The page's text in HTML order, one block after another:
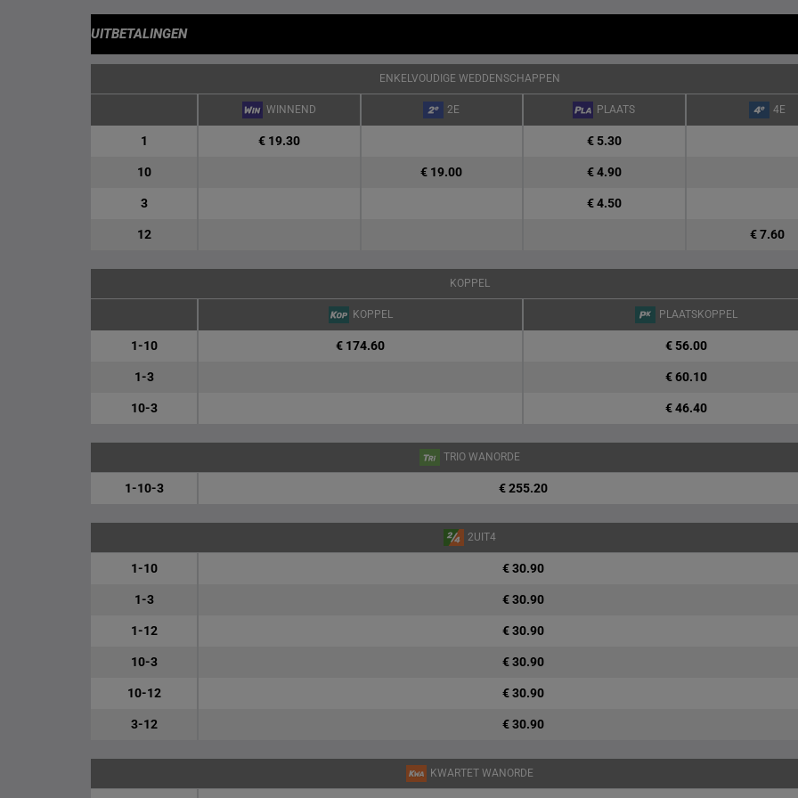
UITBETALINGEN
ENKELVOUDIGE WEDDENSCHAPPEN
WINNEND 2E PLAATS 4E
1 € 19.30 € 5.30
10 € 19.00 € 4.90
3 € 4.50
12 € 7.60
KOPPEL
KOPPEL PLAATSKOPPEL
1-10 € 174.60 € 56.00
1-3 € 60.10
10-3 € 46.40
TRIO WANORDE
1-10-3 € 255.20
2UIT4
1-10 € 30.90
1-3 € 30.90
1-12 € 30.90
10-3 € 30.90
10-12 € 30.90
3-12 € 30.90
KWARTET WANORDE